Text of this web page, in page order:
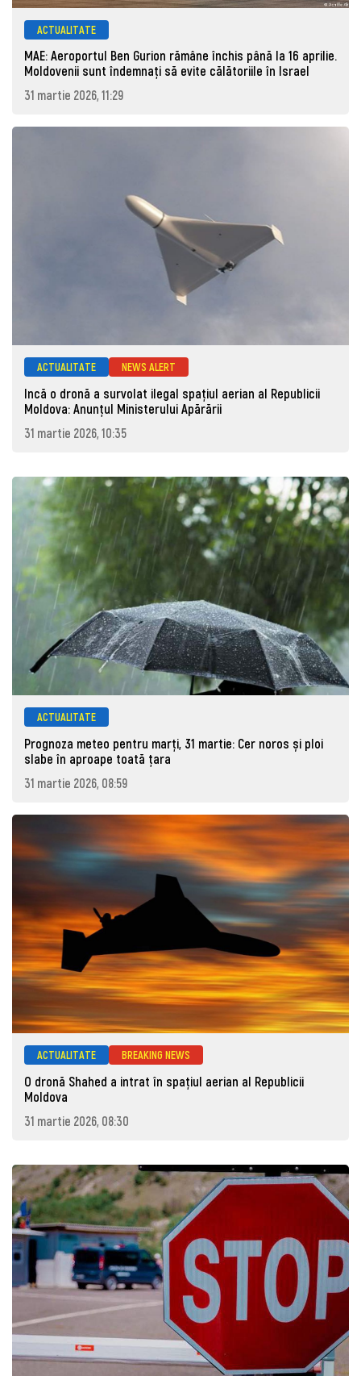
ACTUALITATE
MAE: Aeroportul Ben Gurion rămâne închis până la 16 aprilie.
Moldovenii sunt îndemnați să evite călătoriile în Israel
31 martie 2026, 11:29
ACTUALITATE NEWS ALERT
Incă o dronă a survolat ilegal spațiul aerian al Republicii
Moldova: Anunţul Ministerului Apărării
31 martie 2026, 10:35
ACTUALITATE
Prognoza meteo pentru marţi, 31 martie: Cer noros și ploi
slabe în aproape toată țara
31 martie 2026, 08:59
ACTUALITATE BREAKING NEWS
O dronă Shahed a intrat în spațiul aerian al Republicii
Moldova
31 martie 2026, 08:30